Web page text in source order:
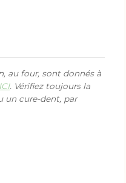
au four, sont donnés à
ICI. Vérifiez toujours la
un cure-dent, par